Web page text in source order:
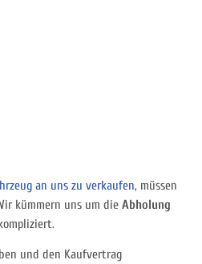
an uns zu verkaufen, müssen
kümmern uns um die Abholung
und den Kaufvertrag